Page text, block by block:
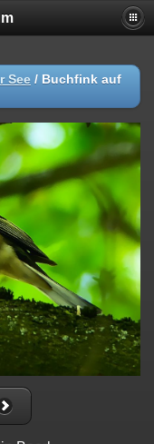
See / Buchfink auf